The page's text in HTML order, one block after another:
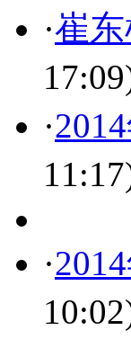
·崔
·
·